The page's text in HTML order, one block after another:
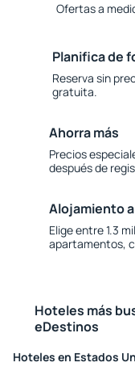
Ofertas a
Planifica de
Reserva sin
gratuita.
Ahorra más
Precios
después de
Alojamiento
Elige entre 1.3
apartamentos,
Hoteles más
eDestinos
Hoteles en Estados